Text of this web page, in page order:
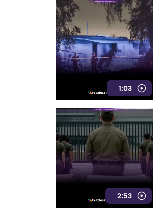
1:03
2:53